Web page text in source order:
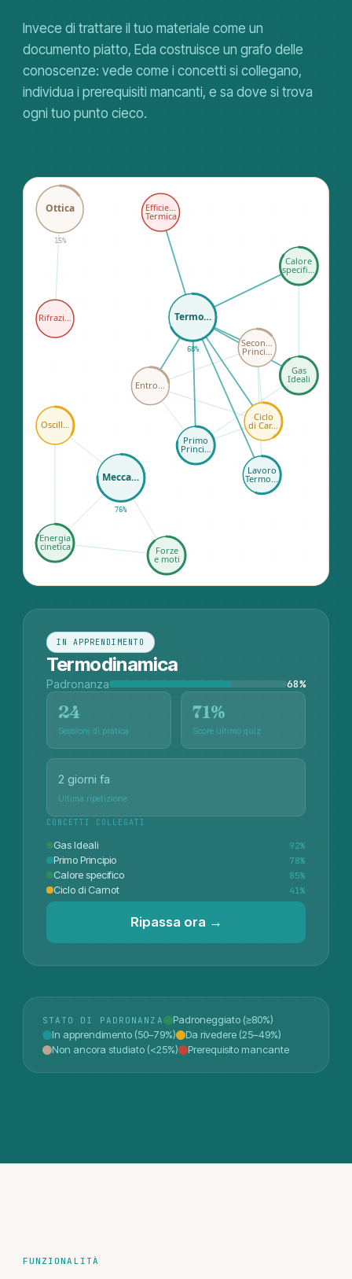
Invece di trattare il tuo materiale come un
documento piatto, Eda costruisce un grafo delle
conoscenze: vede come i concetti si collegano,
individua i prerequisiti mancanti, e sa dove si trova
ogni tuo punto cieco.
IN APPRENDIMENTO
Termodinamica
Padronanza 68%
24
Sessioni di pratica
71%
Score ultimo quiz
2 giorni fa
Ultima ripetizione
CONCETTI COLLEGATI
Gas Ideali 92%
Primo Principio 78%
Calore specifico 85%
Ciclo di Carnot 41%
Ripassa ora →
STATO DI PADRONANZA
Padroneggiato (≥80%)
In apprendimento (50–79%)
Da rivedere (25–49%)
Non ancora studiato (<25%)
Prerequisito mancante
FUNZIONALITÀ